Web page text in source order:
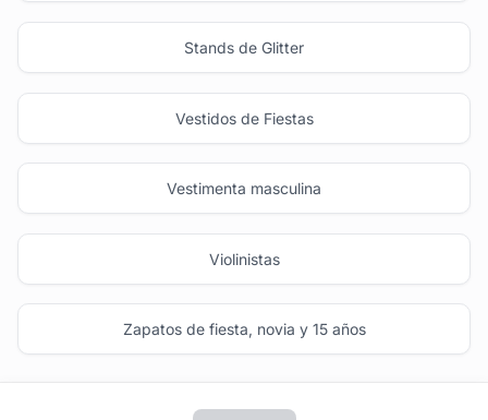
Stands de Glitter
Vestidos de Fiestas
Vestimenta masculina
Violinistas
Zapatos de fiesta, novia y 15 años